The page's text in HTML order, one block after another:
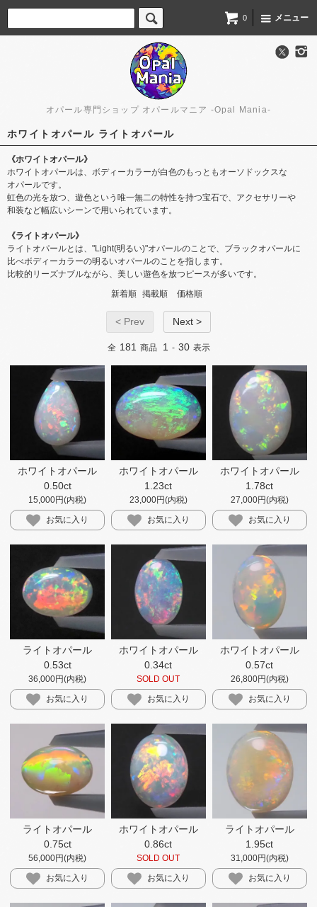
0 メニュー
オパール専門ショップ オパールマニア -Opal Mania-
ホワイトオパール ライトオパール
《ホワイトオパール》
ホワイトオパールは、​ボディーカラーが​白色の​もっとも​オーソドックスな​
オパールです。​
虹色の​光を​放つ、​遊色と​いう​唯一無二の​特性を​持つ宝石で、​アクセサリーや​
和装など​幅広いシーンで​用いられています。
《ライトオパール》
ライトオパールとは、​"Light​(明る​い​)"オパールの​ことで、​ブラックオパールに​
比べボディーカラーの​明るい​オパールの​ことを​指します。
比較的リーズナブルながら、​美しい​遊色を​放つ​ピースが​多いです。
新着順 掲載順 価格順
< Prev Next >
全 181 商品 1 - 30 表示
ホワイトオパール
0.50ct
15,000円(内税)
お気に入り
ホワイトオパール
1.23ct
23,000円(内税)
お気に入り
ホワイトオパール
1.78ct
27,000円(内税)
お気に入り
ライトオパール
0.53ct
36,000円(内税)
お気に入り
ホワイトオパール
0.34ct
SOLD OUT
お気に入り
ホワイトオパール
0.57ct
26,800円(内税)
お気に入り
ライトオパール
0.75ct
56,000円(内税)
お気に入り
ホワイトオパール
0.86ct
SOLD OUT
お気に入り
ライトオパール
1.95ct
31,000円(内税)
お気に入り